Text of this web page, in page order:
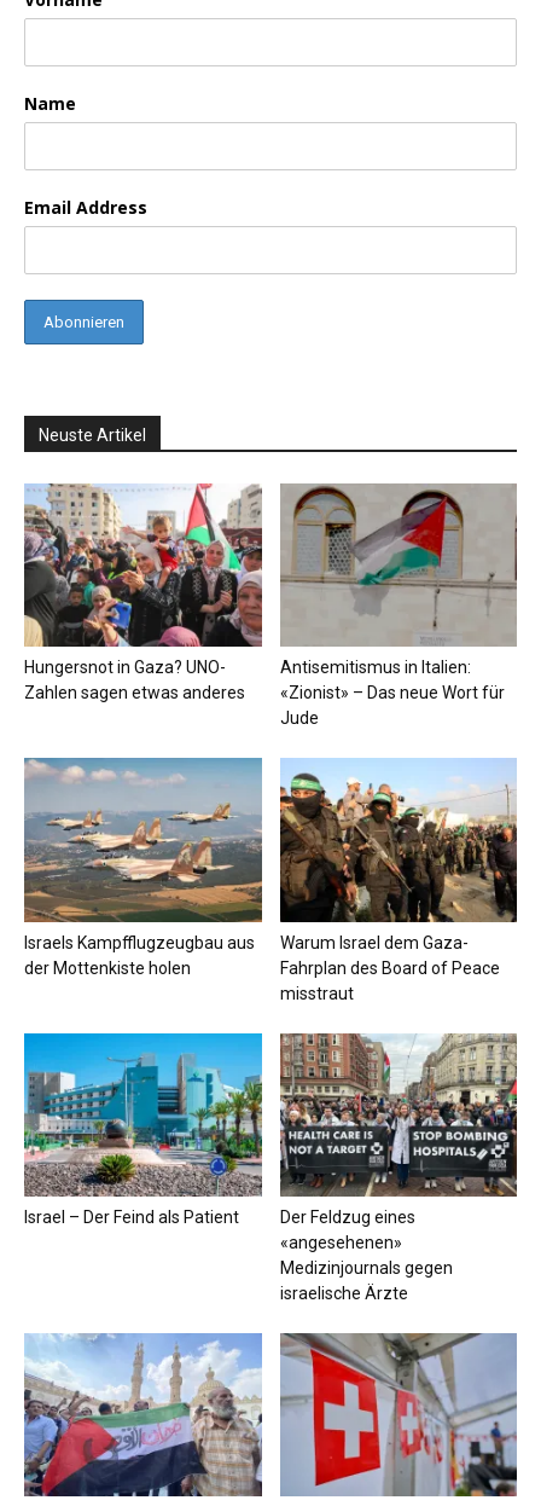
Name
Email Address
Neuste Artikel
Hungersnot in Gaza? UNO-
Zahlen sagen etwas anderes
Antisemitismus in Italien:
«Zionist» – Das neue Wort für
Jude
Israels Kampfflugzeugbau aus
der Mottenkiste holen
Warum Israel dem Gaza-
Fahrplan des Board of Peace
misstraut
Israel – Der Feind als Patient
Der Feldzug eines
«angesehenen»
Medizinjournals gegen
israelische Ärzte